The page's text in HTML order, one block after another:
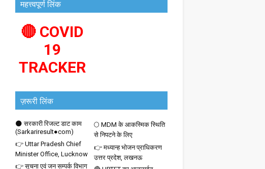
महत्त्वपूर्ण लिंक
🔴 COVID
19
TRACKER
ज़रूरी लिंक
🌑 सरकारी रिजल्ट डाट काम
(Sarkariresult●com)
🌕 MDM के आकस्मिक स्थिति
से निपटने के लिए
👉 Uttar Pradesh Chief
Minister Office, Lucknow
👉 मध्यान्ह भोजन प्राधिकरण
उत्तर प्रदेश, लखनऊ
👉 सूचना एवं जन सम्पर्क विभाग